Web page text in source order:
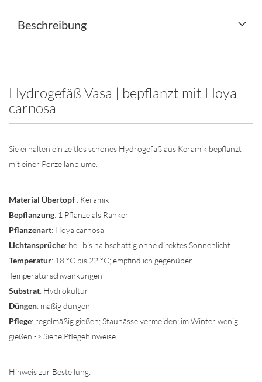
Beschreibung
Hydrogefäß Vasa | bepflanzt mit Hoya
carnosa
Sie erhalten ein zeitlos schönes Hydrogefäß aus Keramik bepflanzt
mit einer Porzellanblume.
Material Übertopf : Keramik
Bepflanzung: 1 Pflanze als Ranker
Pflanzenart: Hoya carnosa
Lichtansprüche: hell bis halbschattig ohne direktes Sonnenlicht
Temperatur: 18 °C bis 22 °C; empfindlich gegenüber
Temperaturschwankungen
Substrat: Hydrokultur
Düngen: mäßig düngen
Pflege: regelmäßig gießen; Staunässe vermeiden; im Winter wenig
gießen -> Siehe Pflegehinweise
Hinweis zur Bestellung: